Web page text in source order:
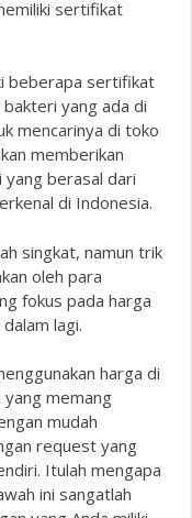
sertifikat
sertifikat
yang ada di
mencarinya di toko
memberikan
berasal dari
di Indonesia.
namun trik
oleh para
fokus pada harga
lagi.
harga di
yang memang
mudah
request yang
Itulah mengapa
ini sangatlah